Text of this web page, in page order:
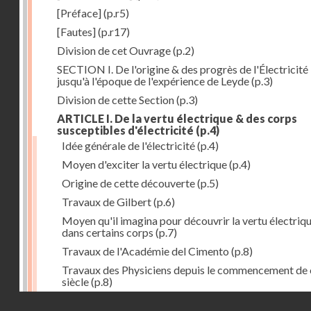
[Préface](p.r5)
[Fautes](p.r17)
Division de cet Ouvrage(p.2)
SECTION I. De l'origine & des progrès de l'Électricité
jusqu'à l'époque de l'expérience de Leyde(p.3)
Division de cette Section(p.3)
ARTICLE I. De la vertu électrique & des corps
susceptibles d'électricité (p.4)
Idée générale de l'électricité(p.4)
Moyen d'exciter la vertu électrique(p.4)
Origine de cette découverte(p.5)
Travaux de Gilbert(p.6)
Moyen qu'il imagina pour découvrir la vertu
dans certains corps (p.7)
Travaux de l'Académie del Cimento (p.8)
Travaux des Physiciens depuis le commencement de
siècle(p.8)